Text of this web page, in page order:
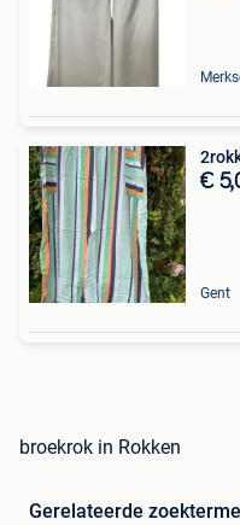
€
Gent
broekrok in Rokken
Gerelateerde